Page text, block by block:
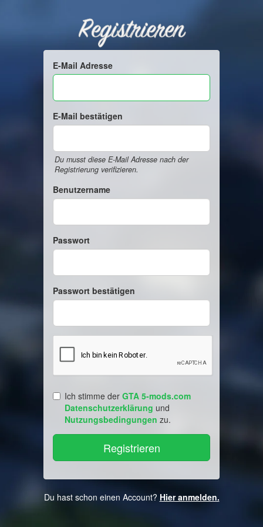
Registrieren
E-Mail Adresse
E-Mail bestätigen
Du musst diese E-Mail Adresse nach der
Registrierung verifizieren.
Benutzername
Passwort
Passwort bestätigen
Ich stimme der GTA 5-mods.com
Datenschutzerklärung und
Nutzungsbedingungen zu.
Du hast schon einen Account? Hier anmelden.